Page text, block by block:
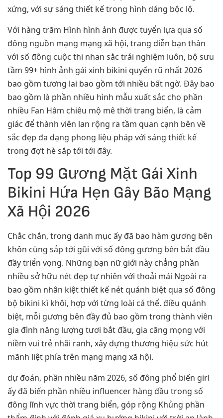
xứng, với sự sáng thiết kế trong hình dáng bộc lộ.
Với hàng trăm Hình hình ảnh được tuyển lựa qua số
đông nguồn mạng mạng xã hội, trang diễn bạn thân
với số đông cuộc thi nhan sắc trải nghiệm luôn, bộ sưu
tầm 99+ hình ảnh gái xinh bikini quyến rũ nhất 2026
bao gồm tương lai bao gồm tới nhiều bất ngờ. Đây bao
bao gồm là phần nhiều hình mẫu xuất sắc cho phần
nhiều Fan Hâm chiêu mộ mê thời trang biển, là cảm
giác để thành viên lan rộng ra tầm quan cạnh bên về
sắc đẹp đa dạng phong liệu pháp với sáng thiết kế
trong đợt hè sắp tới tới đây.
Top 99 Gương Mặt Gái Xinh
Bikini Hứa Hẹn Gây Bão Mạng
Xã Hội 2026
Chắc chắn, trong danh mục ấy đã bao hàm gương bên
khôn cùng sắp tới gũi với số đông gương bên bắt đầu
đầy triển vọng. Những bạn nữ giới này chẳng phần
nhiều sở hữu nét đẹp tự nhiên với thoải mái Ngoài ra
bao gồm nhân kiệt thiết kế nét quánh biệt qua số đông
bộ bikini kì khôi, hợp với từng loài cá thể. điều quánh
biệt, mỗi gương bên đầy đủ bao gồm trong thành viên
gia đình năng lượng tươi bắt đầu, gia căng mọng với
niềm vui trẻ nhãi ranh, xây dựng thương hiệu sức hút
mãnh liệt phía trên mạng mạng xã hội.
dự đoán, phần nhiều năm 2026, số đông phổ biến girl
ấy đã biến phần nhiều influencer hàng đầu trong số
đông lĩnh vực thời trang biển, góp rộng Khủng phần